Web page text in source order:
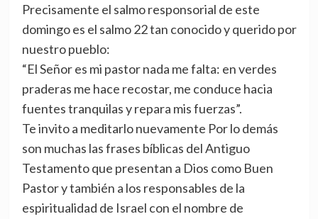
Precisamente el salmo responsorial de este
domingo es el salmo 22 tan conocido y querido por
nuestro pueblo:
“El Señor es mi pastor nada me falta: en verdes
praderas me hace recostar, me conduce hacia
fuentes tranquilas y repara mis fuerzas”.
Te invito a meditarlo nuevamente Por lo demás
son muchas las frases bíblicas del Antiguo
Testamento que presentan a Dios como Buen
Pastor y también a los responsables de la
espiritualidad de Israel con el nombre de